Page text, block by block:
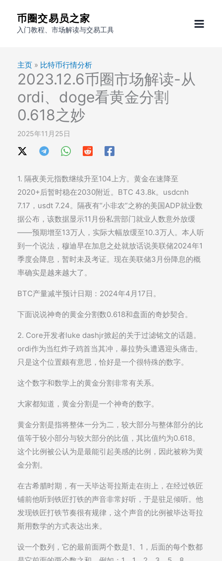
币圈交易员之家
入门教程、市场解读与交易工具
主页 » 比特币行情分析
2023.12.6币圈市场解读-从
ordi、doge看黄金分割
0.618之妙
2025年11月25日
1. 隔夜美元指数继续升至104上方。黄金在速降至
2020+后暂时稳在2030附近。BTC 43.8k。usdcnh
7.17，usdt 7.24。隔夜有“小非农”之称的美国ADP就业数
据公布，该数据显示11月份私营部门就业人数意外放缓
——预期增至13万人，实际大幅放缓至10.3万人。本人听
到一个说法，穆迪早在加息之处就放话说美联储2024年1
季度会降息，暂时未及考证。现在美联储3月份降息的概
率确实是越来越大了。
BTC产量减半预计日期：2024年4月17日。
下面说说神奇的黄金分割数0.618和盘面的奇妙契合。
2. Core开发者luke dashjr掀起的关于过滤铭文的话题。
ordi作为当红炸子鸡首当其冲，暴拉势头遭遇迎头痛击。
只是这个位置颇有意思，恰好是一个很特殊的数字。
这个数字和数学上的黄金分割非常有关系。
大家都知道，黄金分割是一个神奇的数字。
黄金分割是指将整体一分为二，较大部分与整体部分的比
值等于较小部分与较大部分的比值，其比值约为0.618。
这个比例被公认为是最能引起美感的比例，因此被称为黄
金分割。
在古希腊时期，有一天毕达哥拉斯走在街上，在经过铁匠
铺前他听到铁匠打铁的声音非常好听，于是驻足倾听。他
发现铁匠打铁节奏很有规律，这个声音的比例被毕达哥拉
斯用数学的方式表达出来。
设一个数列，它的最前面两个数是1、1，后面的每个数都